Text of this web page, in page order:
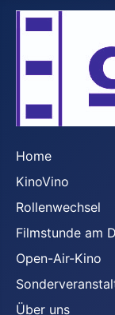
Home
KinoVino
Rollenwechsel
Filmstunde am
Open-Air-Kino
Über uns